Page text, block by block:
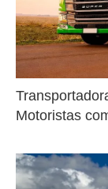
Motoristas